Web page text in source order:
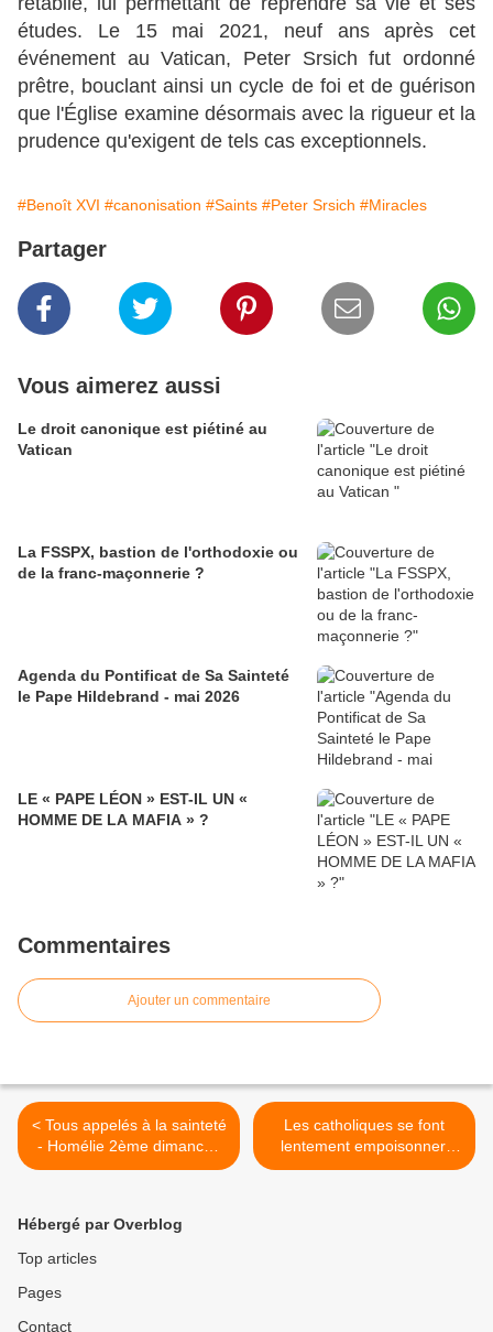
études. Le 15 mai 2021, neuf ans après cet
événement au Vatican, Peter Srsich fut ordonné
prêtre, bouclant ainsi un cycle de foi et de guérison
que l'Église examine désormais avec la rigueur et la
prudence qu'exigent de tels cas exceptionnels.
#Benoît XVI #canonisation #Saints #Peter Srsich #Miracles
Partager
Vous aimerez aussi
Le droit canonique est piétiné au
Vatican
La FSSPX, bastion de l'orthodoxie ou
de la franc-maçonnerie ?
Agenda du Pontificat de Sa Sainteté
le Pape Hildebrand - mai 2026
LE « PAPE LÉON » EST-IL UN «
HOMME DE LA MAFIA » ?
Commentaires
Ajouter un commentaire
< Tous appelés à la sainteté
- Homélie 2ème dimanche
du Temps Ordinaire A
Les catholiques se font
lentement empoisonner.
Les prédications des
Hébergé par Overblog
Top articles
Pages
Contact